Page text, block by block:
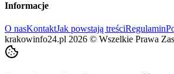
Informacje
O nasKontaktJak powstają treściRegulamin
krakowinfo24.pl 2026 © Wszelkie Prawa